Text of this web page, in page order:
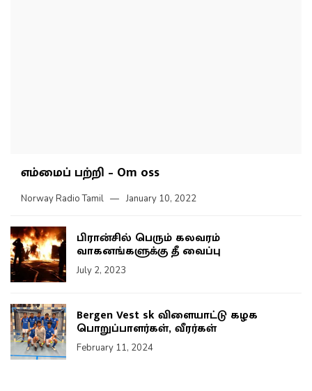
எம்மைப் பற்றி – Om oss
Norway Radio Tamil January 10, 2022
பிரான்சில் பெரும் கலவரம்
வாகனங்களுக்கு தீ வைப்பு
July 2, 2023
Bergen Vest sk விளையாட்டு கழக
பொறுப்பாளர்கள், வீரர்கள்
February 11, 2024